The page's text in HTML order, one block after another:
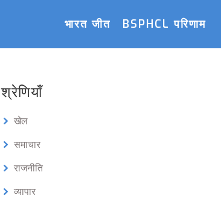
भारत जीत BSPHCL परिणाम
श्रेणियाँ
खेल
समाचार
राजनीति
व्यापार